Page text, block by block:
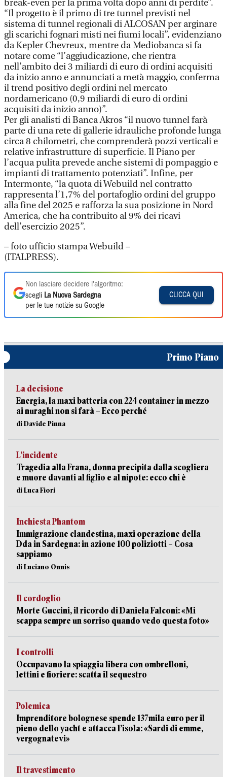
break-even per la prima volta dopo anni di perdite”.
“Il progetto è il primo di tre tunnel previsti nel
sistema di tunnel regionali di ALCOSAN per arginare
gli scarichi fognari misti nei fiumi locali”, evidenziano
da Kepler Chevreux, mentre da Mediobanca si fa
notare come “l’aggiudicazione, che rientra
nell’ambito dei 3 miliardi di euro di ordini acquisiti
da inizio anno e annunciati a metà maggio, conferma
il trend positivo degli ordini nel mercato
nordamericano (0,9 miliardi di euro di ordini
acquisiti da inizio anno)”.
Per gli analisti di Banca Akros “il nuovo tunnel farà
parte di una rete di gallerie idrauliche profonde lunga
circa 8 chilometri, che comprenderà pozzi verticali e
relative infrastrutture di superficie. Il Piano per
l’acqua pulita prevede anche sistemi di pompaggio e
impianti di trattamento potenziati”. Infine, per
Intermonte, “la quota di Webuild nel contratto
rappresenta l’1,7% del portafoglio ordini del gruppo
alla fine del 2025 e rafforza la sua posizione in Nord
America, che ha contribuito al 9% dei ricavi
dell’esercizio 2025”.
– foto ufficio stampa Webuild –
(ITALPRESS).
Non lasciare decidere l'algoritmo:
scegli La Nuova Sardegna
per le tue notizie su Google
CLICCA QUI
Primo Piano
La decisione
Energia, la maxi batteria con 224 container in mezzo
ai nuraghi non si farà – Ecco perché
di Davide Pinna
L’incidente
Tragedia alla Frana, donna precipita dalla scogliera
e muore davanti al figlio e al nipote: ecco chi è
di Luca Fiori
Inchiesta Phantom
Immigrazione clandestina, maxi operazione della
Dda in Sardegna: in azione 100 poliziotti – Cosa
sappiamo
di Luciano Onnis
Il cordoglio
Morte Guccini, il ricordo di Daniela Falconi: «Mi
scappa sempre un sorriso quando vedo questa foto»
I controlli
Occupavano la spiaggia libera con ombrelloni,
lettini e fioriere: scatta il sequestro
Polemica
Imprenditore bolognese spende 137mila euro per il
pieno dello yacht e attacca l’isola: «Sardi di emme,
vergognatevi»
Il travestimento